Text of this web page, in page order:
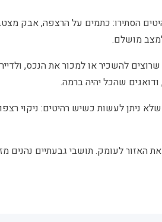
הסתירו: כתמים על הרצפה, אבק מצטבר
מושלם.
להשכיר או למכור את הנכס,
שהכל יהיה ברמה.
ניתן לעשות כשיש רהיטים: ניקוי
האזור לעומק. תושבי גבעתיים נהנים